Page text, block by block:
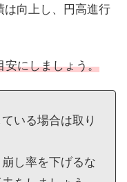
は向上し、円高進行
安にしましょう。
いる場合は取り
し率を下げるな